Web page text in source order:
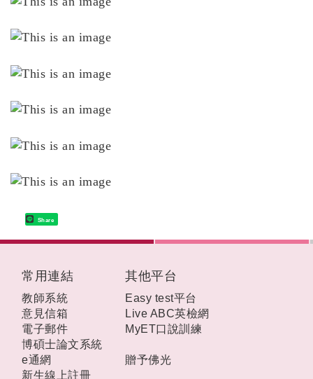
Share
常用連結
教師系統
意見信箱
電子郵件
博碩士論文系統
e通網
新生線上註冊
其他平台
Easy test平台
Live ABC英檢網
MyET口說訓練
贈予佛光